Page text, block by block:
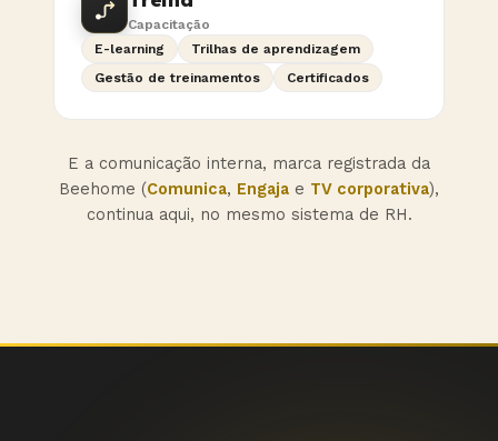
Capacitação
E-learning
Trilhas de aprendizagem
Gestão de treinamentos
Certificados
E a comunicação interna, marca registrada da
Beehome (Comunica, Engaja e TV corporativa),
continua aqui, no mesmo sistema de RH.